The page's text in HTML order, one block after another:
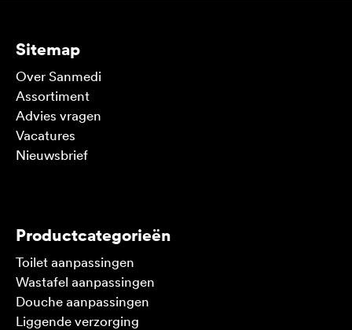
Sitemap
Over Sanmedi
Assortiment
Advies vragen
Vacatures
Nieuwsbrief
Productcategorieën
Toilet aanpassingen
Wastafel aanpassingen
Douche aanpassingen
Liggende verzorging